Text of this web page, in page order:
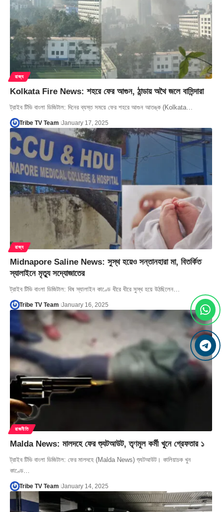
রাজ্য
Kolkata Fire News: শহরে ফের আগুন, ঠান্ডায় অথৈ জলে বাসিন্দারা
ট্রাইব টিভি বাংলা ডিজিটাল: দিনের ব্যস্ত সময়ে ফের শহরে আগুন আতঙ্ক (Kolkata…
Tribe TV Team January 17, 2025
রাজ্য
Midnapore Saline News: সুস্থ হয়েও সন্তানহারা মা, বিতর্কিত
স্যালাইনে মৃত্যু সদ্যোজাতের
ট্রাইব টিভি বাংলা ডিজিটাল: বিষ স্যালাইন কাণ্ডে ধীরে ধীরে সুস্থ হয়ে উঠছিলেন…
Tribe TV Team January 16, 2025
রাজনীতি
Malda News: মালদহে ফের শ্যুটআউট, তৃণমূল কর্মী খুনে গ্রেফতার ১
ট্রাইব টিভি বাংলা ডিজিটাল: ফের মালদহে (Malda News) শ্যুটআউট। কালিয়াচক খুন
কাণ্ডে…
Tribe TV Team January 14, 2025